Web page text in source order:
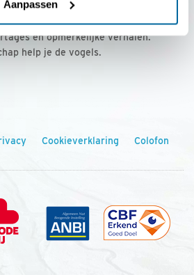
Aanpassen
voor onze leden, met
en opmerkelijke verhalen.
help je de vogels.
Cookieverklaring Colofon